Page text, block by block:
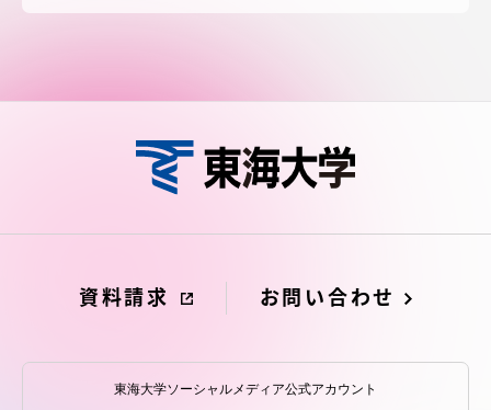
資料請求 お問い合わせ
東海大学ソーシャルメディア公式アカウント